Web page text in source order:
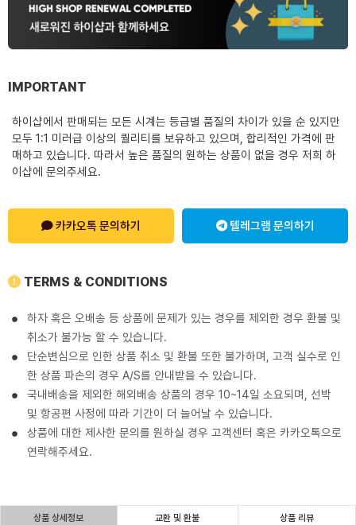
IMPORTANT
하이샵에서 판매되는 모든 시계는 등급별 품질의 차이가 있을 순 있지만
모두 1:1 미러급 이상의 퀄리티를 보유하고 있으며, 합리적인 가격에 판
매하고 있습니다. 따라서 높은 품질의 원하는 상품이 없을 경우 저희 하
이샵에 문의주세요.
카카오톡 문의하기 텔레그램 문의하기
TERMS & CONDITIONS
하자 혹은 오배송 등 상품에 문제가 있는 경우를 제외한 경우 환불 및
취소가 불가능 할 수 있습니다.
단순변심으로 인한 상품 취소 및 환불 또한 불가하며, 고객 실수로 인
한 상품 파손의 경우 A/S를 안내받을 수 있습니다.
국내배송을 제외한 해외배송 상품의 경우 10~14일 소요되며, 선박
및 항공편 사정에 따라 기간이 더 늘어날 수 있습니다.
상품에 대한 제사한 문의를 원하실 경우 고객센터 혹은 카카오톡으로
연락해주세요.
상품 상세정보 교환 및 환불 상품 리뷰